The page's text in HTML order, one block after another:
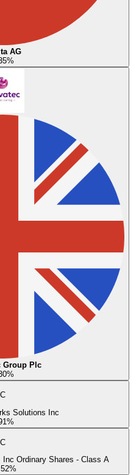
AG
%
Group Plc
%
C
Solutions Inc
%
C
Inc Ordinary Shares - Class A
%